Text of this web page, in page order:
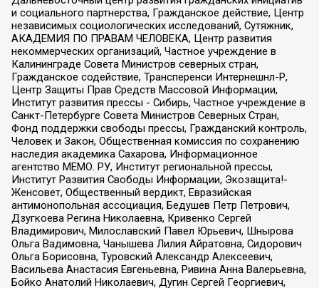
и социального партнерства, Гражданское действие, Центр
независимых социологических исследований, Сутяжник,
АКАДЕМИЯ ПО ПРАВАМ ЧЕЛОВЕКА, Центр развития
некоммерческих организаций, Частное учреждение в
Калининграде Совета Министров северных стран,
Гражданское содействие, Трансперенси Интернешнл-Р,
Центр Защиты Прав Средств Массовой Информации,
Институт развития прессы - Сибирь, Частное учреждение в
Санкт-Петербурге Совета Министров Северных Стран,
Фонд поддержки свободы прессы, Гражданский контроль,
Человек и Закон, Общественная комиссия по сохранению
наследия академика Сахарова, Информационное
агентство МЕМО. РУ, Институт региональной прессы,
Институт Развития Свободы Информации, Экозащита!-
Женсовет, Общественный вердикт, Евразийская
антимонопольная ассоциация, Бедушев Петр Петрович,
Дзугкоева Регина Николаевна, Кривенко Сергей
Владимирович, Милославский Павел Юрьевич, Шнырова
Ольга Вадимовна, Чанышева Лилия Айратовна, Сидорович
Ольга Борисовна, Туровский Александр Алексеевич,
Васильева Анастасия Евгеньевна, Ривина Анна Валерьевна,
Бойко Анатолий Николаевич, Дугин Сергей Георгиевич,